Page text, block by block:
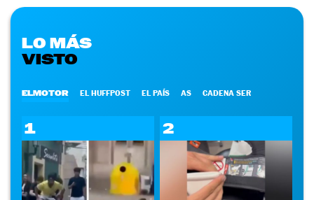
LO MÁS
VISTO
ELMOTOR EL HUFFPOST EL PAÍS AS CADENA SER
1 2